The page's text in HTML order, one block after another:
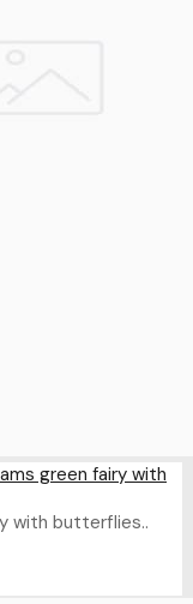
green fairy with
with butterflies..